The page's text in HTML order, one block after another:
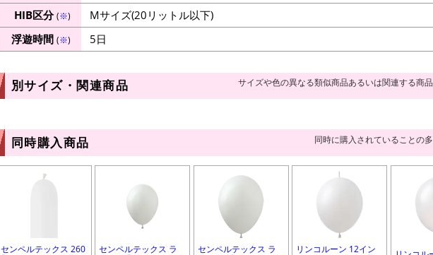
HIB区分(※)
Mサイズ(20リットル以下)
浮遊時間 (※) 5日
別サイズ・関連商品 サイズや色の異なる類似商品あるいは関連する商
同時購入商品 同時に購入されていることの
センペルテックス 260 センペルテックス ラ センペルテックス ラ リンコルーン 12イン